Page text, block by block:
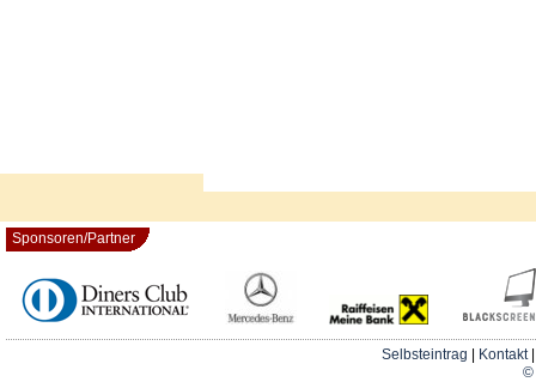
Sponsoren/Partner
Selbsteintrag Kontakt
©